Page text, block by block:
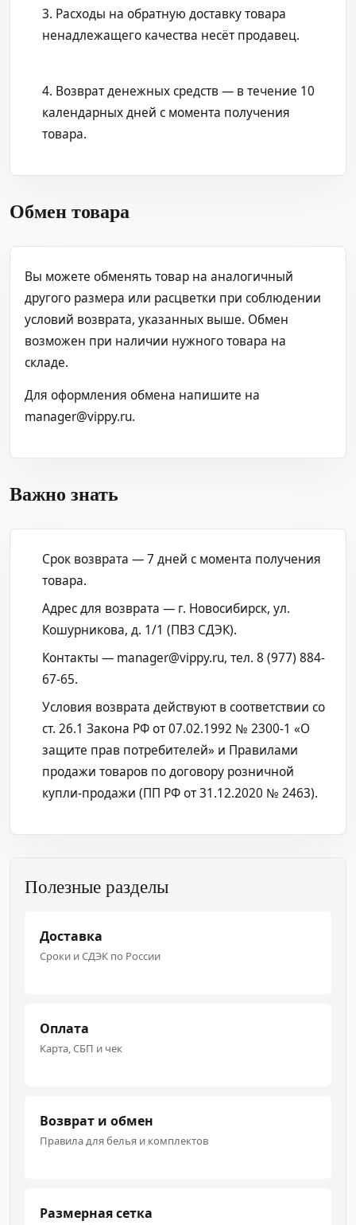
3. Расходы на обратную доставку товара
ненадлежащего качества несёт продавец.
4. Возврат денежных средств — в течение 10
календарных дней с момента получения
товара.
Обмен товара
Вы можете обменять товар на аналогичный
другого размера или расцветки при соблюдении
условий возврата, указанных выше. Обмен
возможен при наличии нужного товара на
складе.
Для оформления обмена напишите на
manager@vippy.ru.
Важно знать
Срок возврата — 7 дней с момента получения
товара.
Адрес для возврата — г. Новосибирск, ул.
Кошурникова, д. 1/1 (ПВЗ СДЭК).
Контакты — manager@vippy.ru, тел. 8 (977) 884-
67-65.
Условия возврата действуют в соответствии со
ст. 26.1 Закона РФ от 07.02.1992 № 2300-1 «О
защите прав потребителей» и Правилами
продажи товаров по договору розничной
купли-продажи (ПП РФ от 31.12.2020 № 2463).
Полезные разделы
Доставка
Сроки и СДЭК по России
Оплата
Карта, СБП и чек
Возврат и обмен
Правила для белья и комплектов
Размерная сетка